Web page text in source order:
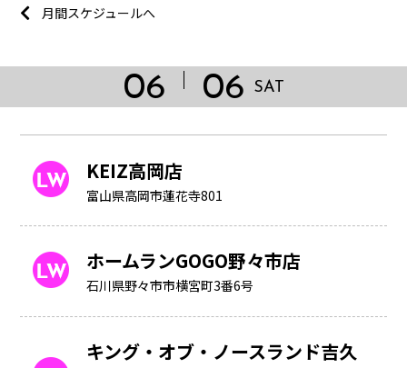
月間スケジュールへ
06 06 SAT
KEIZ高岡店
富山県高岡市蓮花寺801
ホームランGOGO野々市店
石川県野々市市横宮町3番6号
キング・オブ・ノースランド吉久